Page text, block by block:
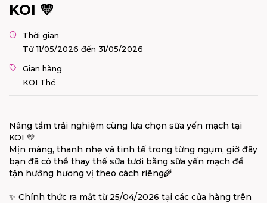
KOI 💛
Thời gian
Từ 11/05/2026 đến 31/05/2026
Gian hàng
KOI Thé
Nâng tầm trải nghiệm cùng lựa chọn sữa yến mạch tại
KOI 💛
Mịn màng, thanh nhẹ và tinh tế trong từng ngụm, giờ đây
bạn đã có thể thay thế sữa tươi bằng sữa yến mạch để
tận hưởng hương vị theo cách riêng🌾
✨ Chính thức ra mắt từ 25/04/2026 tại các cửa hàng trên